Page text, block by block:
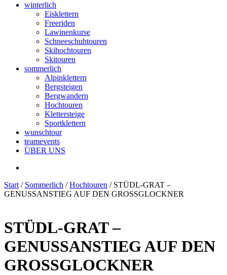
winterlich
Eisklettern
Freeriden
Lawinenkurse
Schneeschuhtouren
Skihochtouren
Skitouren
sommerlich
Alpinklettern
Bergsteigen
Bergwandern
Hochtouren
Klettersteige
Sportklettern
wunschtour
teamevents
ÜBER UNS
Start / Sommerlich /Hochtouren / STÜDL-GRAT –
GENUSSANSTIEG AUF DEN GROSSGLOCKNER
STÜDL-GRAT –
GENUSSANSTIEG AUF DEN
GROSSGLOCKNER